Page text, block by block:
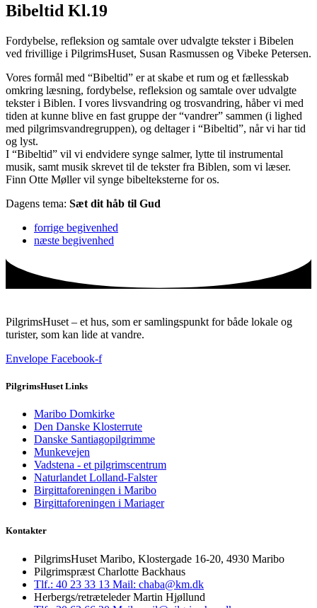
Bibeltid Kl.19
Fordybelse, refleksion og samtale over udvalgte tekster i Bibelen
ved frivillige i PilgrimsHuset, Susan Rasmussen og Vibeke Petersen.
Vores formål med “Bibeltid” er at skabe et rum og et fællesskab
omkring læsning, fordybelse, refleksion og samtale over udvalgte
tekster i Biblen. I vores livsvandring og trosvandring, håber vi med
tiden at kunne blive en fast gruppe der “vandrer” sammen (i lighed
med pilgrimsvandregruppen), og deltager i “Bibeltid”, når vi har tid
og lyst.
I “Bibeltid” vil vi endvidere synge salmer, lytte til instrumental
musik, samt musik skrevet til de tekster fra Biblen, som vi læser.
Finn Otte Møller vil synge bibelteksterne for os.
Dagens tema: Sæt dit håb til Gud
forrige begivenhed
næste begivenhed
PilgrimsHuset – et hus, som er samlingspunkt for både lokale og
turister, som kan lide at vandre.
Envelope Facebook-f
PilgrimsHuset Links
Maribo Domkirke
Den Danske Klosterrute
Danske Santiagopilgrimme
Munkevejen
Vadstena - et pilgrimscentrum
Naturlandet Lolland-Falster
Birgittaforeningen i Maribo
Birgittaforeningen i Mariager
Kontakter
PilgrimsHuset Maribo, Klostergade 16-20, 4930 Maribo
Pilgrimspræst Charlotte Backhaus
Tlf.: 40 23 33 13 Mail: chaba@km.dk
Herbergs/retræteleder Martin Hjøllund